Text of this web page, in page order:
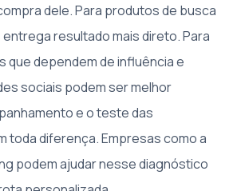
dele. Para produtos de busca
resultado mais direto. Para
que dependem de influência e
sociais podem ser melhor
e o teste das
toda diferença. Empresas como a
podem ajudar nesse diagnóstico